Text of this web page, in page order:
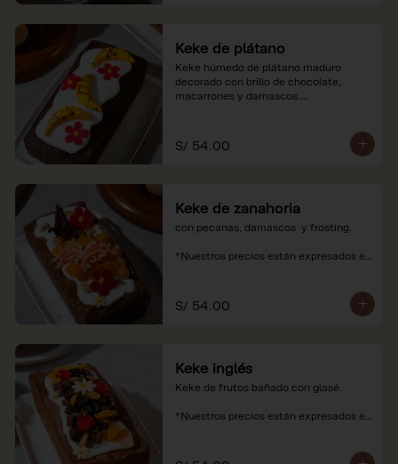
Keke de plátano
Keke húmedo de plátano maduro
decorado con brillo de chocolate,
macarrones y damascos.
soles e incluyen impuestos de ley y
recargo al consumo.
S/ 54.00
Keke de zanahoria
con pecanas, damascos  y frosting.
*Nuestros precios están expresados en
S/ 54.00
Keke inglés
Keke de frutos bañado con glasé.
*Nuestros precios están expresados en